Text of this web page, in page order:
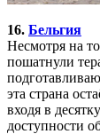
16. Бельгия
Несмотря на
пошатнули
эта страна
входя в
доступности